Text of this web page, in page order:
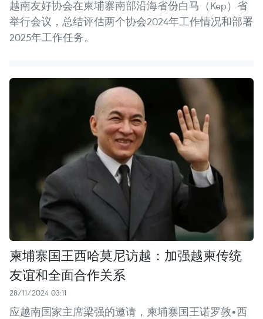
越南友好协会在柬埔寨南部沿海省份白马（Kep）省
举行会议，总结评估两个协会2024年工作情况和部署
2025年工作任务。
柬埔寨国王西哈莫尼访越：加强越柬传统
友谊和全面合作关系
28/11/2024 03:11
应越南国家主席梁强的邀请，柬埔寨国王诺罗敦•西